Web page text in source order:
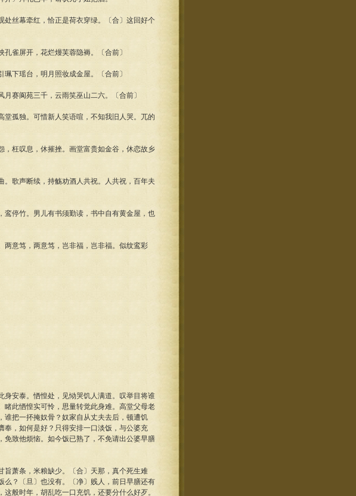
处丝幕牵红，恰正是荷衣穿绿。〔合〕这回好个
雀屏开，花烂熳芙蓉隐褥。〔合前〕
下瑶台，明月照妆成金屋。〔合前〕
赛阆苑三千，云雨笑巫山二六。〔合前〕
堂孤独。可惜新人笑语喧，不知我旧人哭。兀的
，枉叹息，休摧挫。画堂富贵如金谷，休恋故乡
。歌声断续，持觞劝酒人共祝。人共祝，百年夫
鸾停竹。男儿有书须勤读，书中自有黄金屋，也
两意笃，两意笃，岂非福，岂非福。似纹鸾彩
身安泰。恓惶处，见恸哭饥人满道。叹举目将谁
此恓惶实可怜，思量转觉此身难。高堂父母老
把一抔掩奴骨？奴家自从丈夫去后，顿遭饥
，如何是好？只得安排一口淡饭，与公婆充
致他烦恼。如今饭已熟了，不免请出公婆早膳
旨萧条，米粮缺少。〔合〕天那，真个死生难
？〔旦〕也没有。〔净〕贱人，前日早膳还有
般时年，胡乱吃一口充饥，还要分什么好歹。